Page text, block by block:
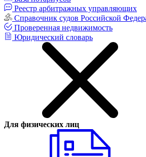
Реестр арбитражных управляющих
Справочник судов Российской
Проверенная недвижимость
Юридический словарь
Для физических лиц